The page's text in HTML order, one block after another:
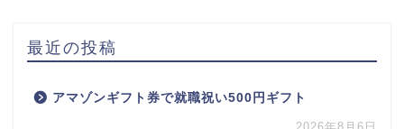
最近の投稿
アマゾンギフト券で就職祝い500円ギフト